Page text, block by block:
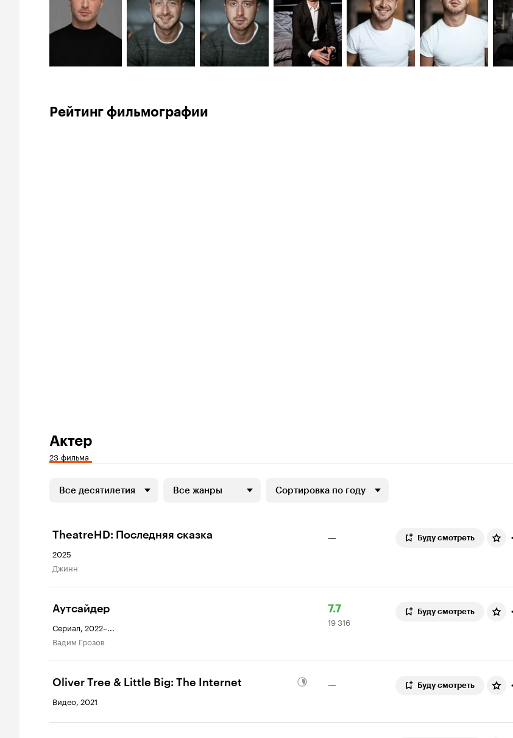
Рейтинг фильмографии
Актер
23 фильма
Все десятилетия Все жанры Сортировка по году
TheatreHD: Последняя сказка
2025
Джинн
— Буду смотреть
Аутсайдер
Сериал, 2022–...
Вадим Грозов
Рейтинг
Кинопоиска
7.7
19
316
19 316
Буду смотреть
Oliver Tree & Little Big: The Internet
Видео, 2021
— Буду смотреть